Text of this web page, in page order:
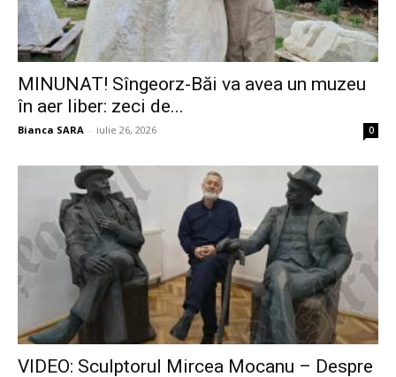
MINUNAT! Sîngeorz-Băi va avea un muzeu
în aer liber: zeci de...
Bianca SARA - iulie 26, 2026 0
VIDEO: Sculptorul Mircea Mocanu – Despre